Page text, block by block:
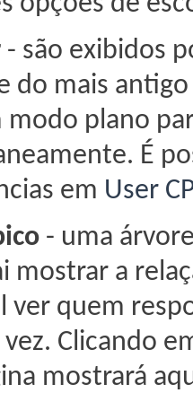
- são exibidos
do mais
modo plano
É
em User
- uma
mostrar a
ver quem
Clicando
mostrará